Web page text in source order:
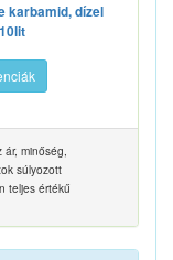
karbamid, dízel
minőség,
súlyozott
teljes értékű